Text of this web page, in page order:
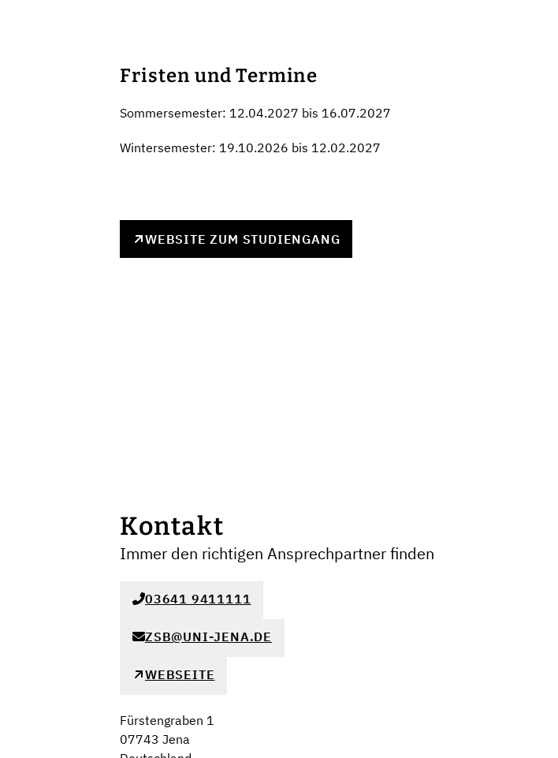
Fristen und Termine
Sommersemester: 12.04.2027 bis 16.07.2027
Wintersemester: 19.10.2026 bis 12.02.2027
WEBSITE ZUM STUDIENGANG
Kontakt
Immer den richtigen Ansprechpartner finden
03641 9411111
ZSB@UNI-JENA.DE
WEBSEITE
Fürstengraben 1
07743 Jena